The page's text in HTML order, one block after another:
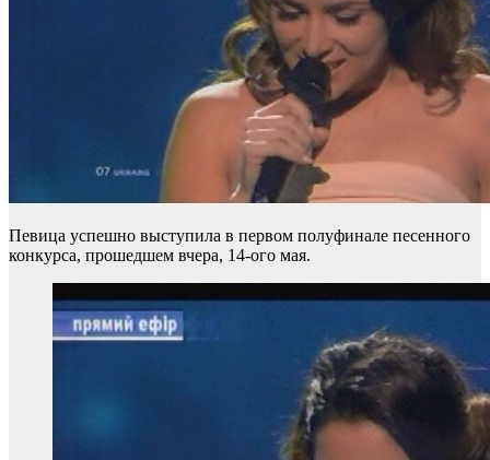
Певица успешно выступила в первом полуфинале песенного
конкурса, прошедшем вчера, 14-ого мая.